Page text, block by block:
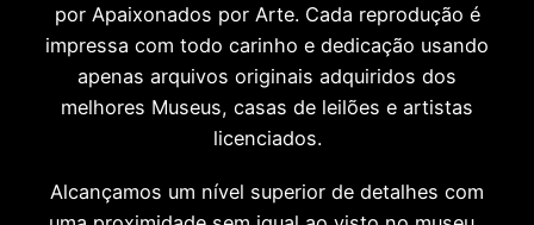
por Apaixonados por Arte. Cada reprodução é
impressa com todo carinho e dedicação usando
apenas arquivos originais adquiridos dos
melhores Museus, casas de leilões e artistas
licenciados.
Alcançamos um nível superior de detalhes com